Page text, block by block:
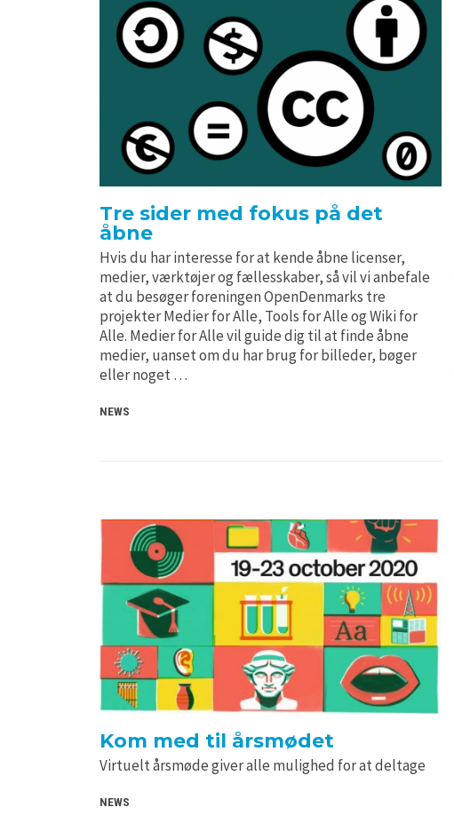
Tre sider med fokus på det
åbne
Hvis du har interesse for at kende åbne licenser,
medier, værktøjer og fællesskaber, så vil vi anbefale
at du besøger foreningen OpenDenmarks tre
projekter Medier for Alle, Tools for Alle og Wiki for
Alle. Medier for Alle vil guide dig til at finde åbne
medier, uanset om du har brug for billeder, bøger
eller noget …
NEWS
Kom med til årsmødet
Virtuelt årsmøde giver alle mulighed for at deltage
NEWS